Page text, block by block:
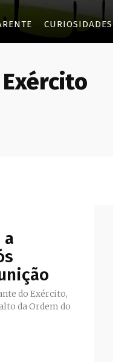
CURIOSIDADES
a
do Exército,
da Ordem do